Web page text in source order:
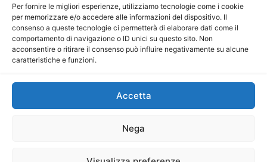
Per fornire le migliori esperienze, utilizziamo tecnologie come i cookie
per memorizzare e/o accedere alle informazioni del dispositivo. Il
consenso a queste tecnologie ci permetterà di elaborare dati come il
comportamento di navigazione o ID unici su questo sito. Non
acconsentire o ritirare il consenso può influire negativamente su alcune
caratteristiche e funzioni.
Accetta
Nega
Direttore Editoriale: Maurizio Scaglione
Direttore Responsabile: Maria Calabrese
P.IVA: 06334930820
Mercurio Comunicazione Società Cooperativa a r.l. è
iscritta al Registro degli Operatori di Comunicazione al